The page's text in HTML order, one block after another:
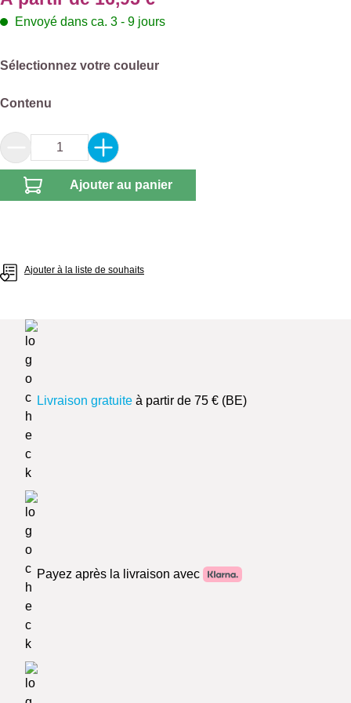
Envoyé dans ca. 3 - 9 jours
Sélectionnez
Sélectionnez votre couleur
Sélectionnez
Contenu
Quantité de produit : Entrez la quantité
Ajouter au panier
Ajouter à la liste de souhaits
Livraison gratuite à partir de 75 € (BE)
Payez après la livraison avec